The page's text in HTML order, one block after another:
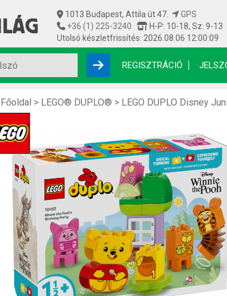
1013 Budapest, Attila út 47.
GPS
+36 (1) 225-3240
H-P: 10-18, Sz: 9-13
Utolsó készletfrissítés: 2026.08.06 12:00:09
REGISZTRÁCIÓ
Főoldal > LEGO® DUPLO® > LEGO DUPLO Disney